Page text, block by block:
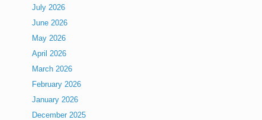
July 2026
June 2026
May 2026
April 2026
March 2026
February 2026
January 2026
December 2025